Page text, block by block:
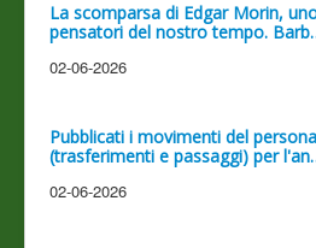
La scomparsa di Edgar Morin,
pensatori del nostro tempo.
02-06-2026
Pubblicati i movimenti del
(trasferimenti e passaggi) per
02-06-2026